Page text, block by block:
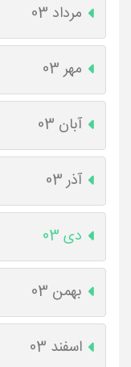
مرداد 03
مهر 03
آبان 03
آذر 03
دی 03
بهمن 03
اسفند 03